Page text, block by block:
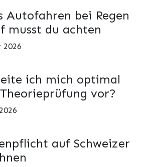
Autofahren bei Regen
musst du achten
2026
ich mich optimal
vor?
auf Schweizer